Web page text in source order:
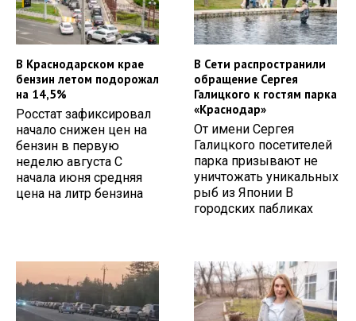
В Краснодарском крае
бензин летом подорожал
на 14,5%
Росстат зафиксировал
начало снижен цен на
бензин в первую
неделю августа С
начала июня средняя
цена на литр бензина
В Сети распространили
обращение Сергея
Галицкого к гостям парка
«Краснодар»
От имени Сергея
Галицкого посетителей
парка призывают не
уничтожать уникальных
рыб из Японии В
городских пабликах